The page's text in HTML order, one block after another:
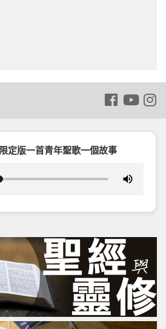
定版一首青年聖歌一個故事